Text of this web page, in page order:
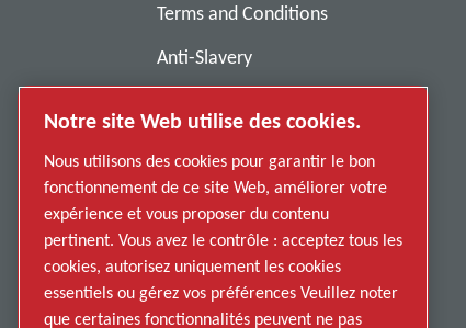
Terms and Conditions
Anti-Slavery
Suppliers
Accessibility
Notre site Web utilise des cookies.
Nous utilisons des cookies pour garantir le bon
fonctionnement de ce site Web, améliorer votre
expérience et vous proposer du contenu
pertinent. Vous avez le contrôle : acceptez tous les
cookies, autorisez uniquement les cookies
essentiels ou gérez vos préférences Veuillez noter
que certaines fonctionnalités peuvent ne pas